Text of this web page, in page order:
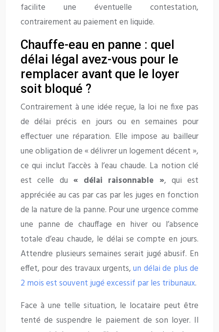
facilite une éventuelle contestation,
contrairement au paiement en liquide.
Chauffe-eau en panne : quel
délai légal avez-vous pour le
remplacer avant que le loyer
soit bloqué ?
Contrairement à une idée reçue, la loi ne fixe pas
de délai précis en jours ou en semaines pour
effectuer une réparation. Elle impose au bailleur
une obligation de « délivrer un logement décent »,
ce qui inclut l’accès à l’eau chaude. La notion clé
est celle du « délai raisonnable », qui est
appréciée au cas par cas par les juges en fonction
de la nature de la panne. Pour une urgence comme
une panne de chauffage en hiver ou l’absence
totale d’eau chaude, le délai se compte en jours.
Attendre plusieurs semaines serait jugé abusif. En
effet, pour des travaux urgents,un délai de plus de
2 mois est souvent jugé excessif par les tribunaux.
Face à une telle situation, le locataire peut être
tenté de suspendre le paiement de son loyer. Il